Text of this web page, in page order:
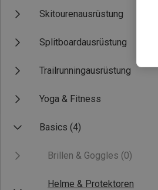
Skitourenausrüstung
Splitboardausrüstung
Trailrunningausrüstung
Yoga & Fitness
Basics (4)
Brillen & Goggles (0)
Helme & Protektoren